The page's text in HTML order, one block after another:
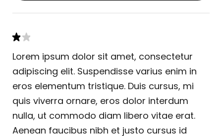
Lorem ipsum dolor sit amet, consectetur
adipiscing elit. Suspendisse varius enim in
eros elementum tristique. Duis cursus, mi
quis viverra ornare, eros dolor interdum
nulla, ut commodo diam libero vitae erat.
Aenean faucibus nibh et justo cursus id